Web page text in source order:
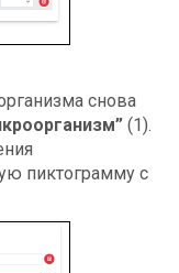
снова
(1).
пиктограмму с